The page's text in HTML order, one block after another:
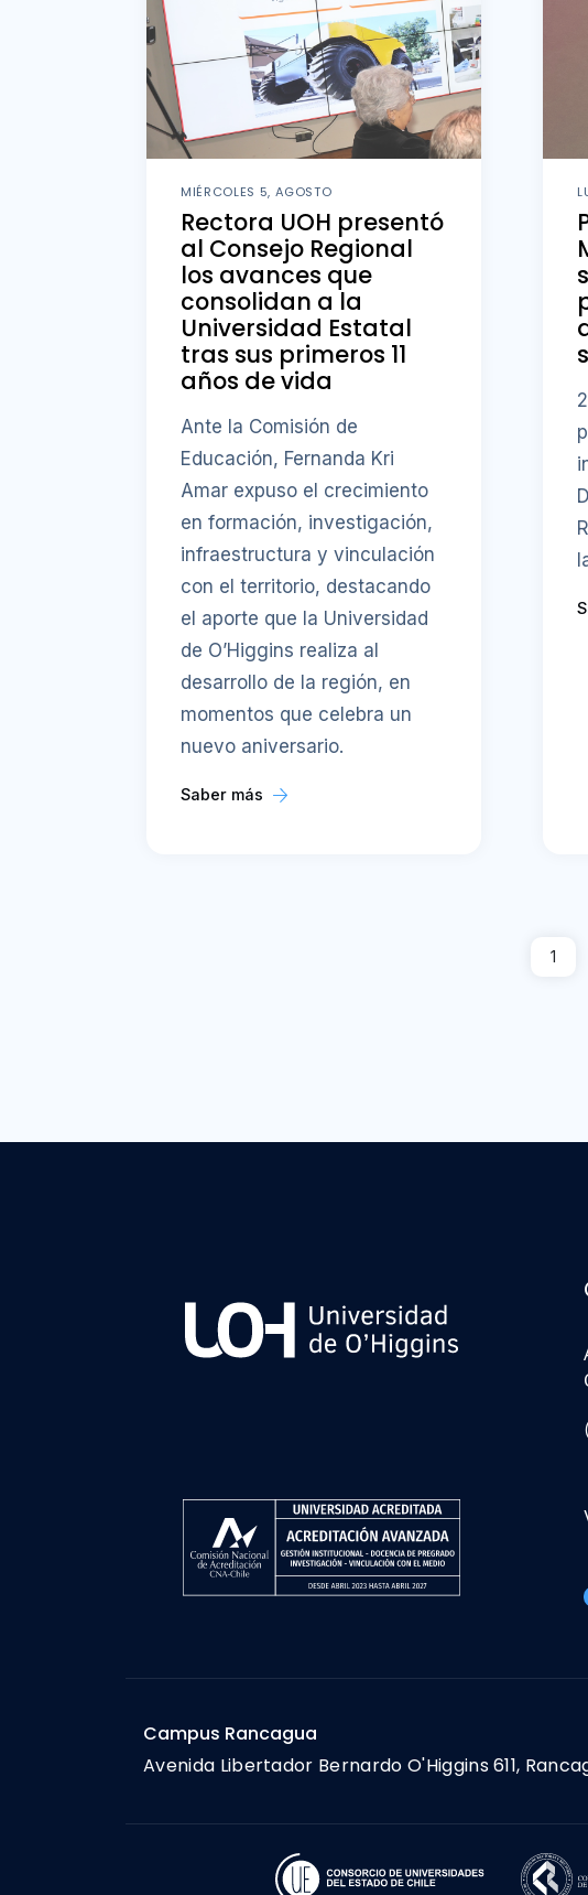
MIÉRCOLES 5, AGOSTO
Rectora UOH presentó
al Consejo Regional
los avances que
consolidan a la
Universidad Estatal
tras sus primeros 11
años de vida
Ante la Comisión de
Educación, Fernanda Kri
Amar expuso el crecimiento
en formación, investigación,
infraestructura y vinculación
con el territorio, destacando
el aporte que la Universidad
de O’Higgins realiza al
desarrollo de la región, en
momentos que celebra un
nuevo aniversario.
Saber más
1
Campus Rancagua
Avenida Libertador Bernardo O'Higgins 611,